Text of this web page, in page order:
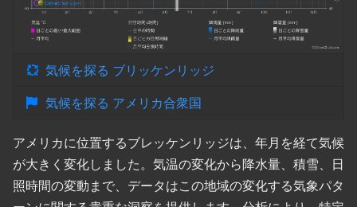
気候を探る ブリッケンリッジ
気候を探る アメリカ合衆国
アメリカに位置するブレッケンリッジは、年月を経て気候
が大きく変化しました。気温の変化から降水量、積雪、日
照時間の変動まで、データはこの地域の変化する気象パタ